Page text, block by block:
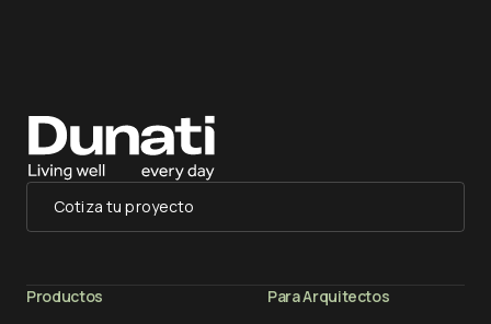
Cotiza tu proyecto
Productos
Para Arquitectos